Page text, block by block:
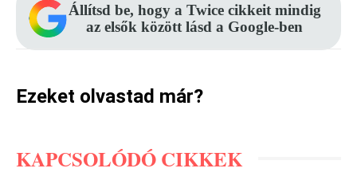
Állítsd be, hogy a Twice cikkeit mindig
az elsők között lásd a Google-ben
Ezeket olvastad már?
KAPCSOLÓDÓ CIKKEK